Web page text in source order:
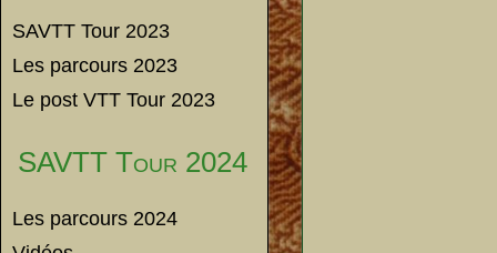
SAVTT Tour 2023
Les parcours 2023
Le post VTT Tour 2023
SAVTT Tour 2024
Les parcours 2024